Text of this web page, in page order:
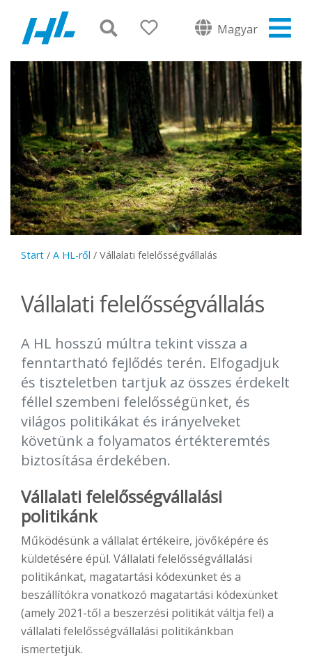
Magyar
Start / A HL-ről / Vállalati felelősségvállalás
Vállalati felelősségvállalás
A HL hosszú múltra tekint vissza a
fenntartható fejlődés terén. Elfogadjuk
és tiszteletben tartjuk az összes érdekelt
féllel szembeni felelősségünket, és
világos politikákat és irányelveket
követünk a folyamatos értékteremtés
biztosítása érdekében.
Vállalati felelősségvállalási
politikánk
Működésünk a vállalat értékeire, jövőképére és
küldetésére épül. Vállalati felelősségvállalási
politikánkat, magatartási kódexünket és a
beszállítókra vonatkozó magatartási kódexünket
(amely 2021-től a beszerzési politikát váltja fel) a
vállalati felelősségvállalási politikánkban
ismertetjük.